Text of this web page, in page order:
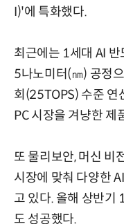
I)'에 특화했다.
최근에는 1세대 AI
5나노미터(㎚) 공정
회(25TOPS) 수준 연
PC 시장을 겨냥한 제
또 물리보안, 머신 비
시장에 맞춰 다양한
고 있다. 올해 상반기
도 성공했다.